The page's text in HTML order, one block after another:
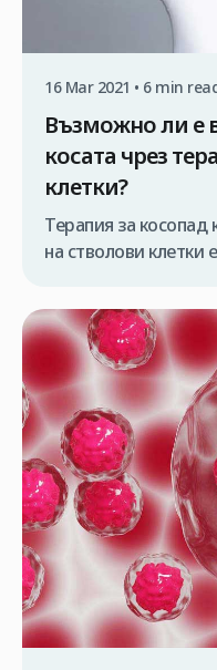
16 Mar 2021 • 6 min
Възможно ли е
косата чрез
клетки?
Терапия за косопад
на стволови клетки
използването на
същия пациент, за
стимулиране на
стволови клетки на
иновативните
на косата […]